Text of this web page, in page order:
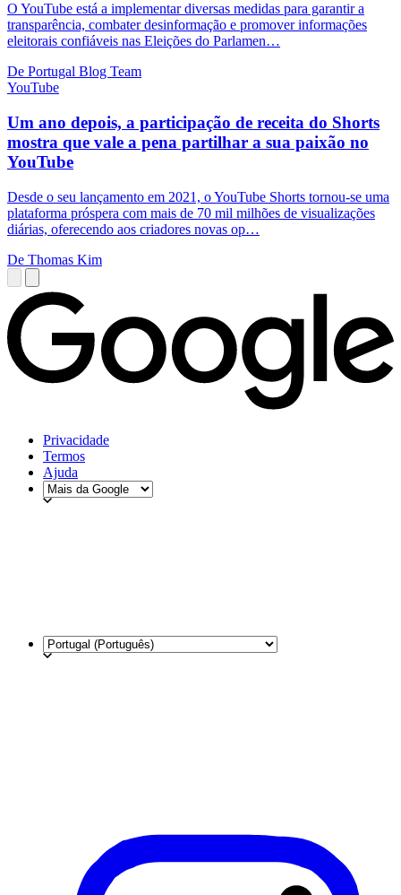
O YouTube está a implementar diversas medidas para garantir a
transparência, combater desinformação e promover informações
eleitorais confiáveis nas Eleições do Parlamen…
De Portugal Blog Team
YouTube
Um ano depois, a participação de receita do Shorts
mostra que vale a pena partilhar a sua paixão no
YouTube
Desde o seu lançamento em 2021, o YouTube Shorts tornou-se uma
plataforma próspera com mais de 70 mil milhões de visualizações
diárias, oferecendo aos criadores novas op…
De Thomas Kim
Privacidade
Termos
Ajuda